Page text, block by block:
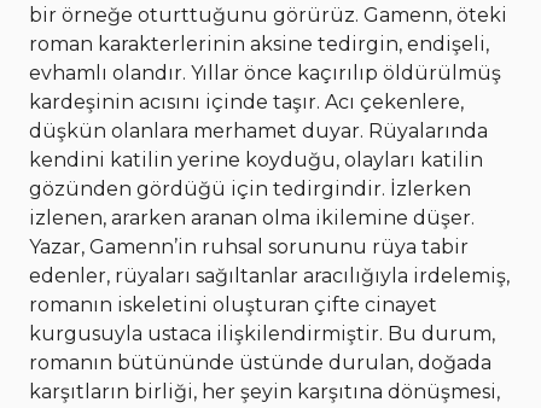
bir örneğe oturttuğunu görürüz. Gamenn, öteki
roman karakterlerinin aksine tedirgin, endişeli,
evhamlı olandır. Yıllar önce kaçırılıp öldürülmüş
kardeşinin acısını içinde taşır. Acı çekenlere,
düşkün olanlara merhamet duyar. Rüyalarında
kendini katilin yerine koyduğu, olayları katilin
gözünden gördüğü için tedirgindir. İzlerken
izlenen, ararken aranan olma ikilemine düşer.
Yazar, Gamenn’in ruhsal sorununu rüya tabir
edenler, rüyaları sağıltanlar aracılığıyla irdelemiş,
romanın iskeletini oluşturan çifte cinayet
kurgusuyla ustaca ilişkilendirmiştir. Bu durum,
romanın bütününde üstünde durulan, doğada
karşıtların birliği, her şeyin karşıtına dönüşmesi,